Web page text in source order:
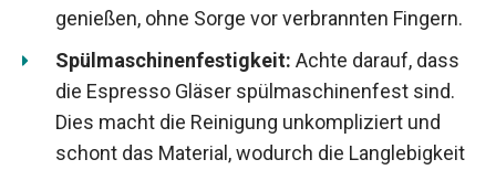
genießen, ohne Sorge vor verbrannten Fingern.
Spülmaschinenfestigkeit: Achte darauf, dass
die Espresso Gläser spülmaschinenfest sind.
Dies macht die Reinigung unkompliziert und
schont das Material, wodurch die Langlebigkeit